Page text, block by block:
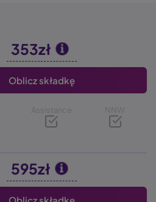
353zł
Oblicz składkę
Assistance NNW
595zł